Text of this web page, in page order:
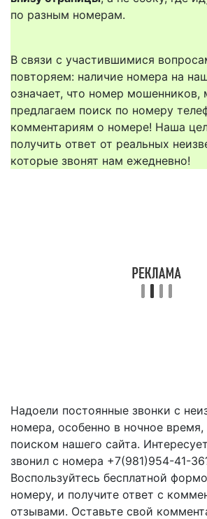
по разным номерам.
В связи с участившимися
повторяем: наличие номера на
означает, что номер мошенников,
предлагаем поиск по номеру
комментариям о номере! Наша
получить ответ от реальных
которые звонят нам ежедневно!
Надоели постоянные звонки с
номера, особенно в ночное время,
поиском нашего сайта.
звонил с номера +7(981)954-41-
Воспользуйтесь бесплатной
номеру, и получите ответ с
отзывами. Оставьте свой